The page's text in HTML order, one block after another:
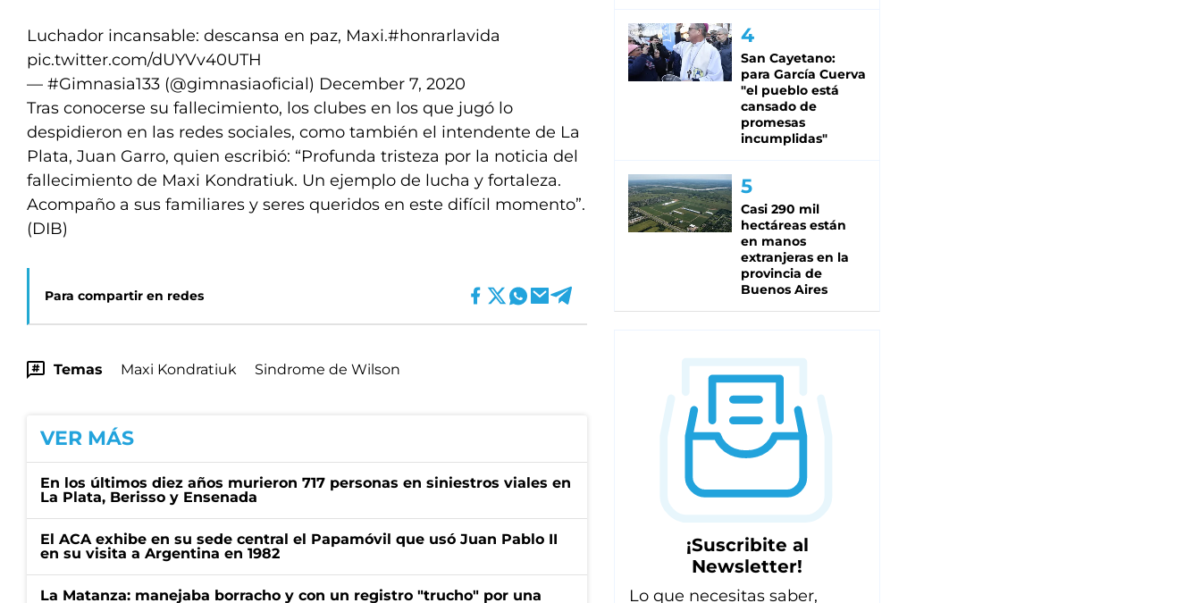
Luchador incansable: descansa en paz, Maxi.#honrarlavida
pic.twitter.com/dUYVv40UTH
— #Gimnasia133 (@gimnasiaoficial) December 7, 2020
Tras conocerse su fallecimiento, los clubes en los que jugó lo
despidieron en las redes sociales, como también el intendente de La
Plata, Juan Garro, quien escribió: “Profunda tristeza por la noticia del
fallecimiento de Maxi Kondratiuk. Un ejemplo de lucha y fortaleza.
Acompaño a sus familiares y seres queridos en este difícil momento”.
(DIB)
Para compartir en redes
Temas Maxi Kondratiuk Sindrome de Wilson
VER MÁS
En los últimos diez años murieron 717 personas en siniestros viales en
La Plata, Berisso y Ensenada
El ACA exhibe en su sede central el Papamóvil que usó Juan Pablo II
en su visita a Argentina en 1982
La Matanza: manejaba borracho y con un registro "trucho" por una
San Cayetano:
para García Cuerva
"el pueblo está
cansado de
promesas
incumplidas"
Casi 290 mil
hectáreas están
en manos
extranjeras en la
provincia de
Buenos Aires
¡Suscribite al
Newsletter!
Lo que necesitas saber,